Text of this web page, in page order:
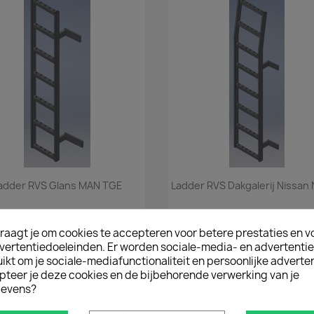
Snel bekijken
RVS Glans MAN TGE
€ 390,00excl. btw
Snel bekijken
Ladder RVS Dakgalerij Nissan
vanaf€ 345,00excl.
je om cookies te accepteren voor betere prestaties en
Er worden sociale-media- en
om je sociale-mediafunctionaliteit en persoonlijke
je deze cookies en de bijbehorende verwerking van je